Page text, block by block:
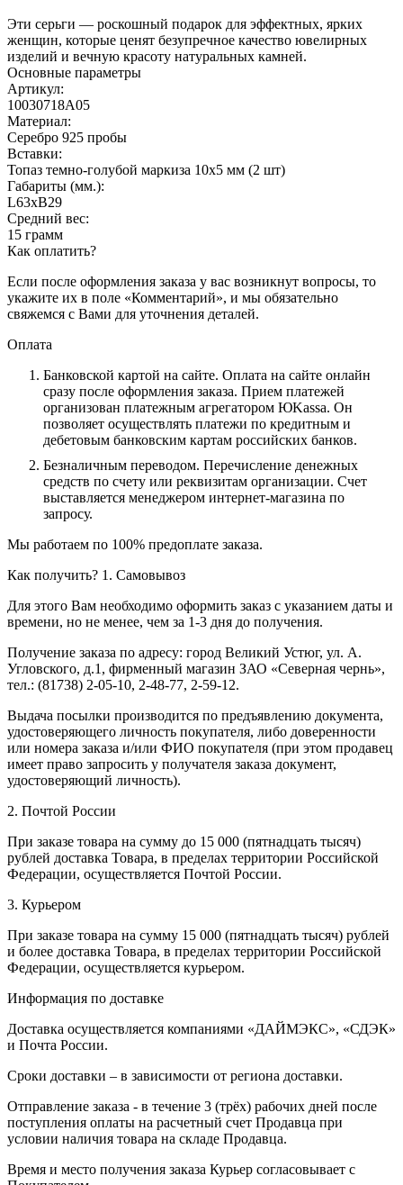
Эти серьги — роскошный подарок для эффектных, ярких
женщин, которые ценят безупречное качество ювелирных
изделий и вечную красоту натуральных камней.
Основные параметры
Артикул:
10030718А05
Материал:
Серебро 925 пробы
Вставки:
Топаз темно-голубой маркиза 10х5 мм (2 шт)
Габариты (мм.):
L63хB29
Средний вес:
15 грамм
Как оплатить?
Если после оформления заказа у вас возникнут вопросы, то
укажите их в поле «Комментарий», и мы обязательно
свяжемся с Вами для уточнения деталей.
Оплата
Банковской картой на сайте. Оплата на сайте онлайн
сразу после оформления заказа. Прием платежей
организован платежным агрегатором ЮKassa. Он
позволяет осуществлять платежи по кредитным и
дебетовым банковским картам российских банков.
Безналичным переводом. Перечисление денежных
средств по счету или реквизитам организации. Счет
выставляется менеджером интернет-магазина по
запросу.
Мы работаем по 100% предоплате заказа.
Как получить? 1. Самовывоз
Для этого Вам необходимо оформить заказ с указанием даты и
времени, но не менее, чем за 1-3 дня до получения.
Получение заказа по адресу: город Великий Устюг, ул. А.
Угловского, д.1, фирменный магазин ЗАО «Северная чернь»,
тел.: (81738) 2-05-10, 2-48-77, 2-59-12.
Выдача посылки производится по предъявлению документа,
удостоверяющего личность покупателя, либо доверенности
или номера заказа и/или ФИО покупателя (при этом продавец
имеет право запросить у получателя заказа документ,
удостоверяющий личность).
2. Почтой России
При заказе товара на сумму до 15 000 (пятнадцать тысяч)
рублей доставка Товара, в пределах территории Российской
Федерации, осуществляется Почтой России.
3. Курьером
При заказе товара на сумму 15 000 (пятнадцать тысяч) рублей
и более доставка Товара, в пределах территории Российской
Федерации, осуществляется курьером.
Информация по доставке
Доставка осуществляется компаниями «ДАЙМЭКС», «СДЭК»
и Почта России.
Сроки доставки – в зависимости от региона доставки.
Отправление заказа - в течение 3 (трёх) рабочих дней после
поступления оплаты на расчетный счет Продавца при
условии наличия товара на складе Продавца.
Время и место получения заказа Курьер согласовывает с